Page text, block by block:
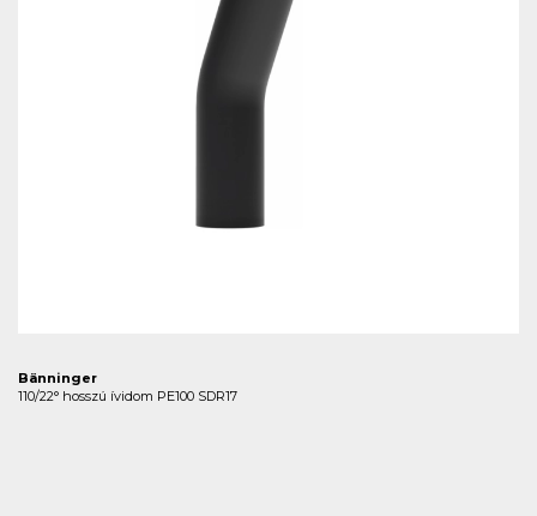
Bänninger
110/22° hosszú ívidom PE100 SDR17